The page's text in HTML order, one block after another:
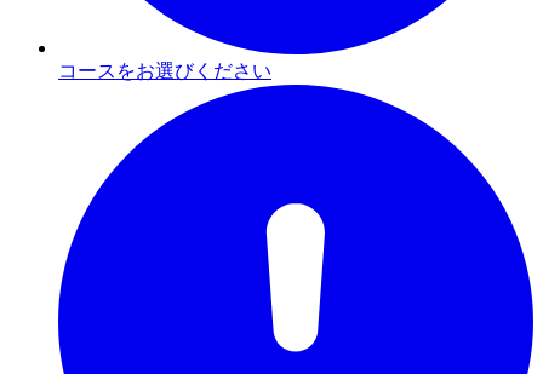
コースをお選びください